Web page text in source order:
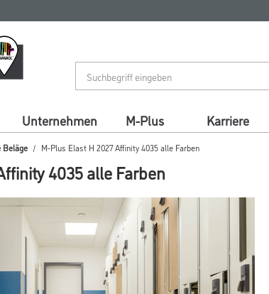
Unternehmen M-Plus Karriere
Beläge M-Plus Elast H 2027 Affinity 4035 alle Farben
4035 alle Farben